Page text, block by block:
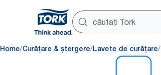
Home/Curățare & ștergere/Lavete de curățare/